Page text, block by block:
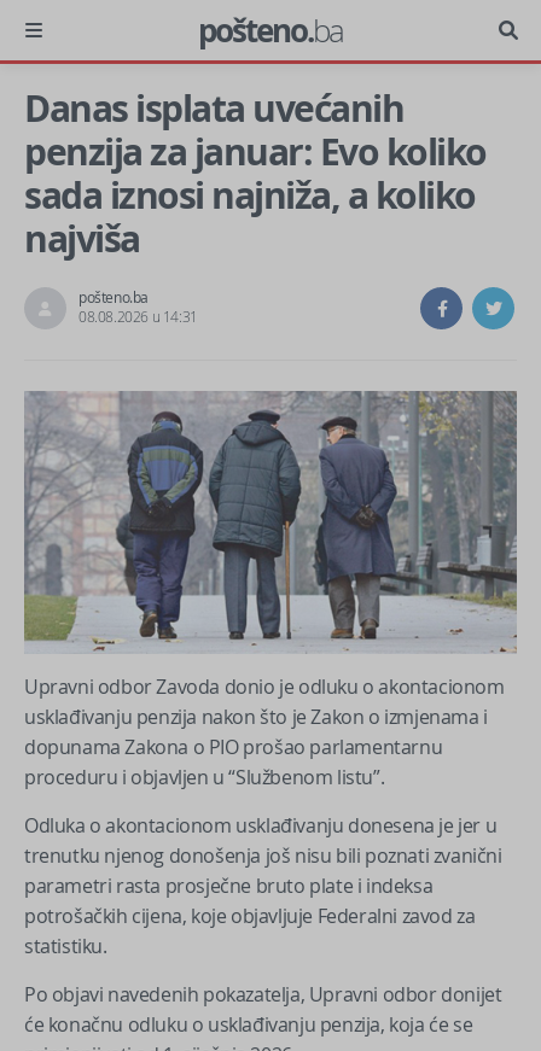
pošteno.ba
Danas isplata uvećanih
penzija za januar: Evo koliko
sada iznosi najniža, a koliko
najviša
pošteno.ba
08.08.2026 u 14:31
Upravni odbor Zavoda donio je odluku o akontacionom
usklađivanju penzija nakon što je Zakon o izmjenama i
dopunama Zakona o PIO prošao parlamentarnu
proceduru i objavljen u “Službenom listu”.
Odluka o akontacionom usklađivanju donesena je jer u
trenutku njenog donošenja još nisu bili poznati zvanični
parametri rasta prosječne bruto plate i indeksa
potrošačkih cijena, koje objavljuje Federalni zavod za
statistiku.
Po objavi navedenih pokazatelja, Upravni odbor donijet
će konačnu odluku o usklađivanju penzija, koja će se